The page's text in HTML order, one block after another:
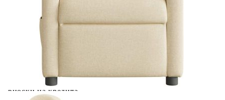
Предоставената таблица е с информационна цел.
Добавете продукта в количката си с бутона "Добави в
количката" и при поръчка ще можете да изберете броя
вноски на кредита.
Предоставената таблица е с информационна цел.
Добавете продукта в количката си с бутона "Добави в
количката" и при поръчка ще можете да изберете броя
вноски на кредита.